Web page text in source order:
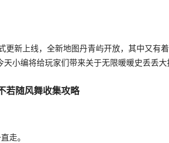
更新上线，全新地图丹青屿开放，其中又有
小编将给玩家们带来关于无限暖暖史丢丢大
若随风舞收集攻略
走。